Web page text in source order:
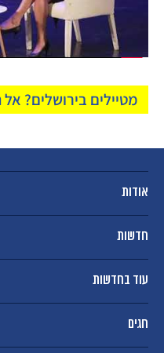
מטיילים בירושלים?
אודות
חדשות
עוד בחדשות
חגים